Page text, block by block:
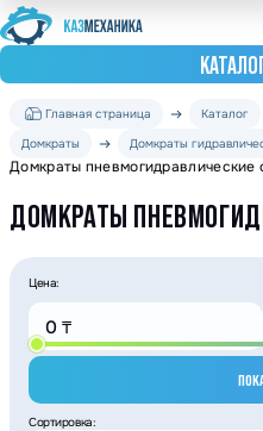
Главная страница Каталог
Домкраты
Домкраты
Домкраты пневмогидравлические
ДОМКРАТЫ
Цена:
Сортировка: